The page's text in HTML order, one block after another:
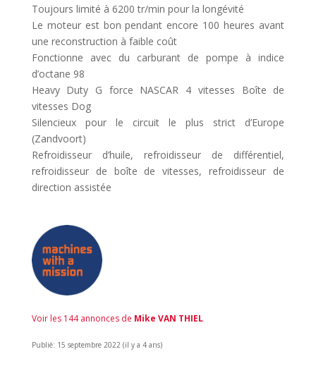
Toujours limité à 6200 tr/min pour la longévité
Le moteur est bon pendant encore 100 heures avant
une reconstruction à faible coût
Fonctionne avec du carburant de pompe à indice
d’octane 98
Heavy Duty G force NASCAR 4 vitesses Boîte de
vitesses Dog
Silencieux pour le circuit le plus strict d’Europe
(Zandvoort)
Refroidisseur d’huile, refroidisseur de différentiel,
refroidisseur de boîte de vitesses, refroidisseur de
direction assistée
Voir les 144 annonces de Mike VAN THIEL
Publié: 15 septembre 2022 (il y a 4 ans)